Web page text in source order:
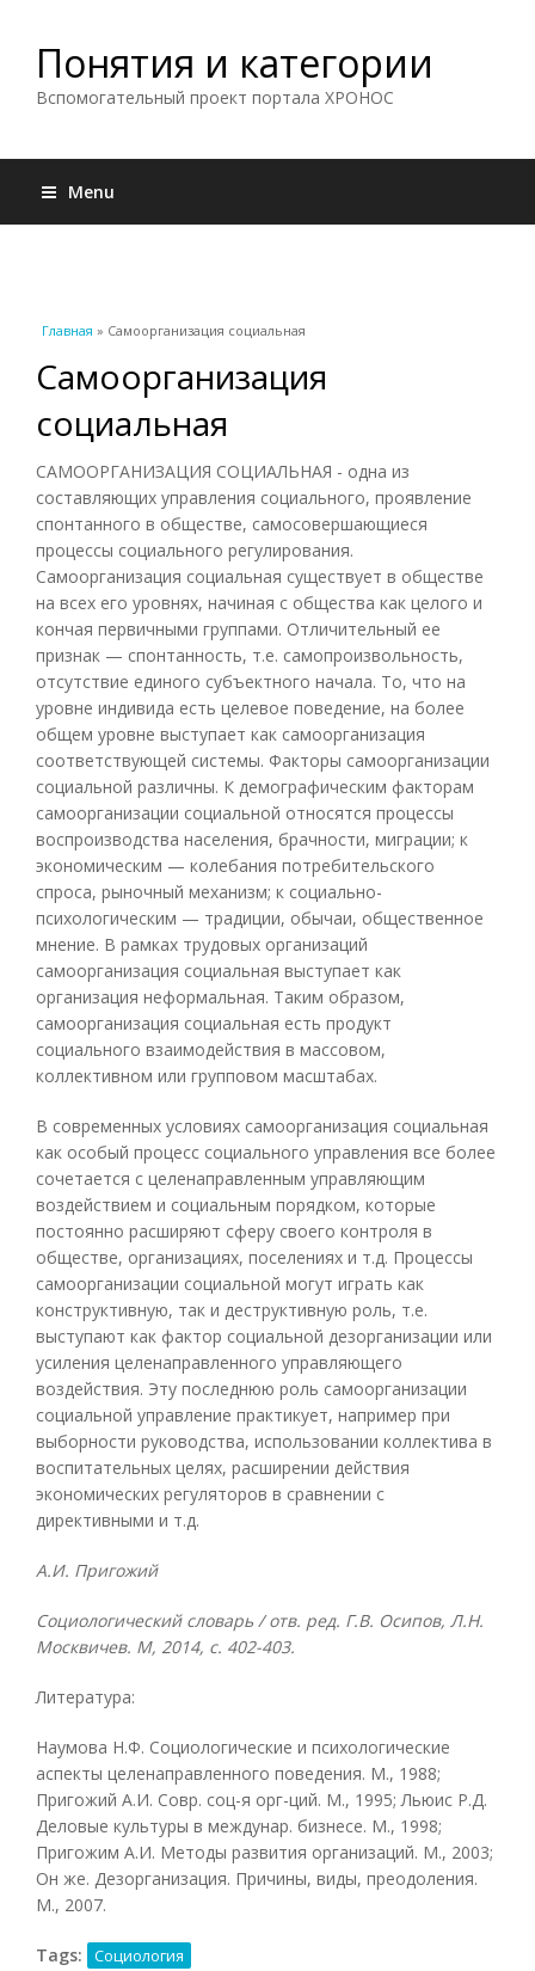
Понятия и категории
Вспомогательный проект портала ХРОНОС
Menu
Вы здесь
Главная » Самоорганизация социальная
Самоорганизация
социальная
САМООРГАНИЗАЦИЯ СОЦИАЛЬНАЯ - одна из
составляющих управления социального, проявление
спонтанного в обществе, самосовершающиеся
процессы социального регулирования.
Самоорганизация социальная существует в обществе
на всех его уровнях, начиная с общества как целого и
кончая первичными группами. Отличительный ее
признак — спонтанность, т.е. самопроизвольность,
отсутствие единого субъектного начала. То, что на
уровне индивида есть целевое поведение, на более
общем уровне выступает как самоорганизация
соответствующей системы. Факторы самоорганизации
социальной различны. К демографическим факторам
самоорганизации социальной относятся процессы
воспроизводства населения, брачности, миграции; к
экономическим — колебания потребительского
спроса, рыночный механизм; к социально-
психологическим — традиции, обычаи, общественное
мнение. В рамках трудовых организаций
самоорганизация социальная выступает как
организация неформальная. Таким образом,
самоорганизация социальная есть продукт
социального взаимодействия в массовом,
коллективном или групповом масштабах.
В современных условиях самоорганизация социальная
как особый процесс социального управления все более
сочетается с целенаправленным управляющим
воздействием и социальным порядком, которые
постоянно расширяют сферу своего контроля в
обществе, организациях, поселениях и т.д. Процессы
самоорганизации социальной могут играть как
конструктивную, так и деструктивную роль, т.е.
выступают как фактор социальной дезорганизации или
усиления целенаправленного управляющего
воздействия. Эту последнюю роль самоорганизации
социальной управление практикует, например при
выборности руководства, использовании коллектива в
воспитательных целях, расширении действия
экономических регуляторов в сравнении с
директивными и т.д.
А.И. Пригожий
Социологический словарь / отв. ред. Г.В. Осипов, Л.Н.
Москвичев. М, 2014, с. 402-403.
Литература:
Наумова Н.Ф. Социологические и психологические
аспекты целенаправленного поведения. М., 1988;
Пригожий А.И. Совр. соц-я орг-ций. М., 1995; Льюис Р.Д.
Деловые культуры в междунар. бизнесе. М., 1998;
Пригожим А.И. Методы развития организаций. М., 2003;
Он же. Дезорганизация. Причины, виды, преодоления.
М., 2007.
Tags: Социология